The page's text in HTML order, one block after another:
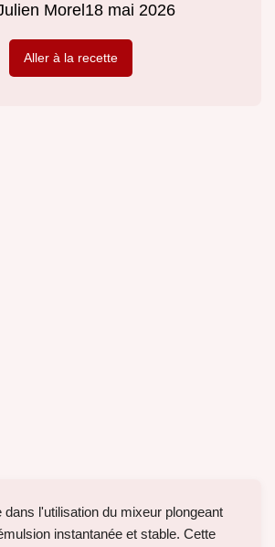
Morel 18 mai 2026
Aller à la recette
dans l'utilisation du mixeur plongeant
instantanée et stable. Cette